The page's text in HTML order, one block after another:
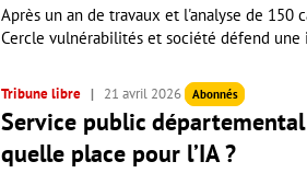
Après un an de travaux et l'analyse de 150
Cercle vulnérabilités et société défend
Tribune libre 21 avril 2026 Abonnés
Service public
quelle place pour l’IA ?